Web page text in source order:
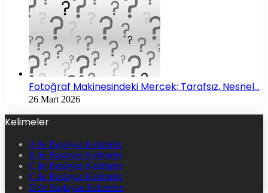
Fotoğraf Makinesindeki Mercek; Tarafsız, Nesnel…
26 Mart 2026
Kelimeler
A ile Başlayan Kelimeler
B ile Başlayan Kelimeler
C ile Başlayan Kelimeler
Ç ile Başlayan Kelimeler
D ile Başlayan Kelimeler